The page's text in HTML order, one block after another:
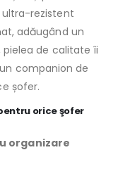
rezistent
adăugând un
pielea de calitate îi
companion de
șofer.
orice şofer
organizare